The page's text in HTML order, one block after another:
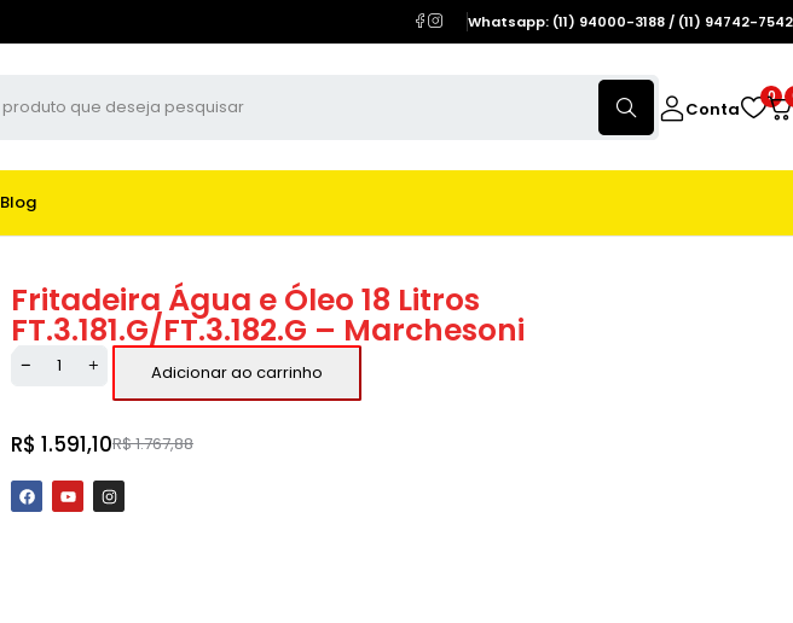
Whatsapp: (11) 94000-3188 / (11) 94742-7542
Conta
0
Blog
Fritadeira Água e Óleo 18 Litros
FT.3.181.G/FT.3.182.G – Marchesoni
Adicionar ao carrinho
R$1.767,88
R$ 1.591,10